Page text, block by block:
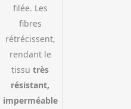
filée. Les
fibres
rétrécissent,
rendant le
tissu très
résistant,
imperméable